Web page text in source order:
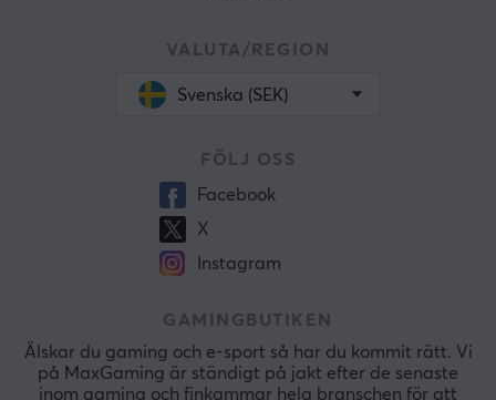
VALUTA/REGION
Svenska (SEK)
FÖLJ OSS
Facebook
X
Instagram
GAMINGBUTIKEN
Älskar du gaming och e-sport så har du kommit rätt. Vi
på MaxGaming är ständigt på jakt efter de senaste
inom gaming och finkammar hela branschen för att